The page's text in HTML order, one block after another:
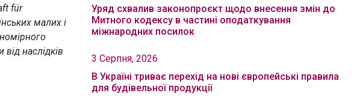
für
малих і
наслідків
Уряд схвалив законопроєкт щодо внесення змін до
Митного кодексу в частині оподаткування
міжнародних посилок
3 Серпня, 2026
В Україні триває перехід на нові європейські правила
для будівельної продукції